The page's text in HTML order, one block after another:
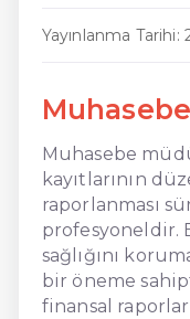
Yayınlanma Tarihi:
Muhasebe
kayıtlarının
raporlanması
profesyoneldir.
sağlığını
bir öneme
finansal